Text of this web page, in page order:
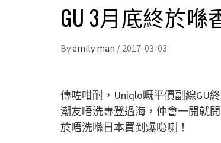
GU 3月底終於喺
Byemily man / 2017-03-03
傳咗咁耐，Uniqlo嘅平價副線GU
潮友唔洗專登過海，仲會一開就
於唔洗喺日本買到爆喼喇！